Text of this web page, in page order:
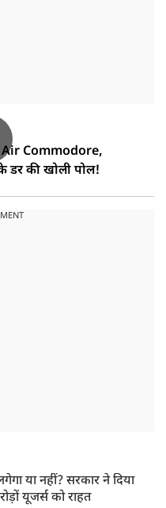
Air Commodore,
की खोली पोल!
या नहीं? सरकार ने दिया
यूजर्स को राहत